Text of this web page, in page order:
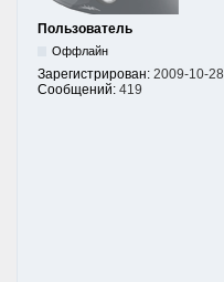
Пользователь
Оффлайн
Зарегистрирован: 2009-10-28
Сообщений: 419